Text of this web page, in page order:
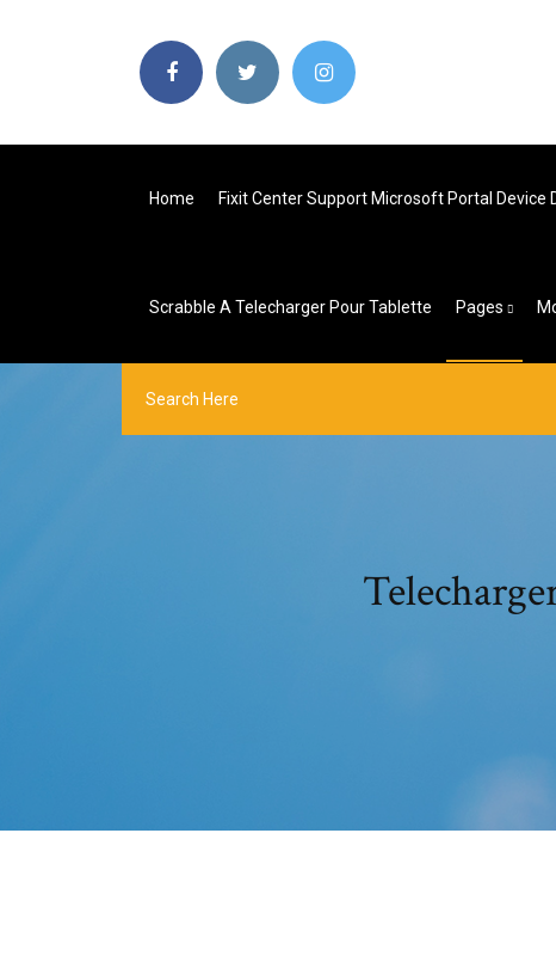
Home Fixit Center Support Microsoft Portal Device
Scrabble A Telecharger Pour Tablette Pages